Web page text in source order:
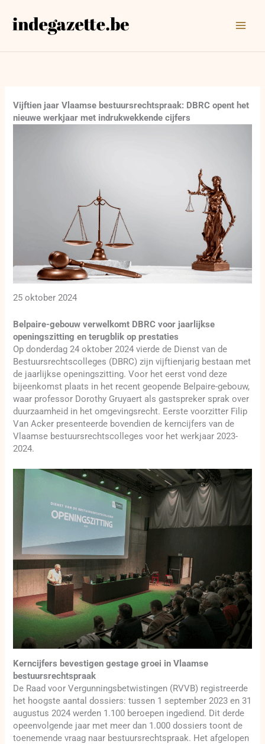
naar
Vijftien jaar Vlaamse bestuursrechtspraak: DBRC opent het
nieuwe werkjaar met indrukwekkende cijfers
25 oktober 2024
Belpaire-gebouw verwelkomt DBRC voor jaarlijkse
openingszitting en terugblik op prestaties
Op donderdag 24 oktober 2024 vierde de Dienst van de
Bestuursrechtscolleges (DBRC) zijn vijftienjarig bestaan met
de jaarlijkse openingszitting. Voor het eerst vond deze
bijeenkomst plaats in het recent geopende Belpaire-gebouw,
waar professor Dorothy Gruyaert als gastspreker sprak over
duurzaamheid in het omgevingsrecht. Eerste voorzitter Filip
Van Acker presenteerde bovendien de kerncijfers van de
Vlaamse bestuursrechtscolleges voor het werkjaar 2023-
2024.
Kerncijfers bevestigen gestage groei in Vlaamse
bestuursrechtspraak
De Raad voor Vergunningsbetwistingen (RVVB) registreerde
het hoogste aantal dossiers: tussen 1 september 2023 en 31
augustus 2024 werden 1.100 beroepen ingediend. Dit derde
opeenvolgende jaar met meer dan 1.000 dossiers toont de
toenemende vraag naar bestuursrechtspraak. Het afgelopen